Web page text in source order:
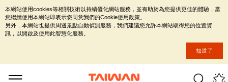
本網站使用cookies等相關技術以持續優化網站服務，並有助於為您提供更佳的體驗，當
您繼續使用本網站即表示您同意我們的Cookie使用政策。
另外，本網站也提供周邊景點自動偵測服務，我們建議您允許本網站取得您的位置資
訊，以開啟及使用此智慧化服務。
知道了